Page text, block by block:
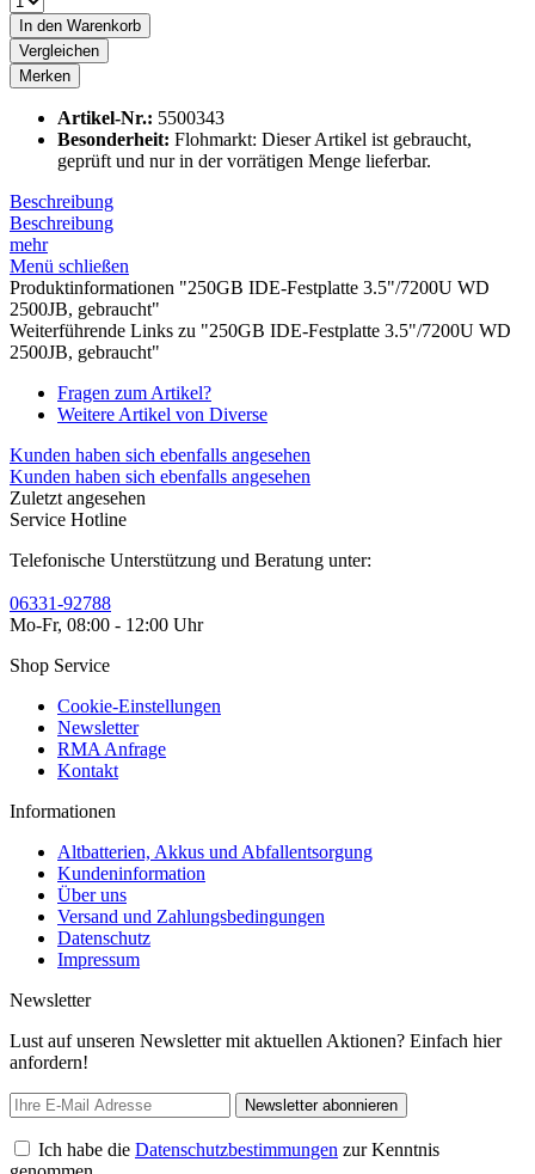
In den Warenkorb
Vergleichen
Merken
Artikel-Nr.: 5500343
Besonderheit: Flohmarkt: Dieser Artikel ist gebraucht,
geprüft und nur in der vorrätigen Menge lieferbar.
Beschreibung
Beschreibung
mehr
Menü schließen
Produktinformationen "250GB IDE-Festplatte 3.5"/7200U WD
2500JB, gebraucht"
Weiterführende Links zu "250GB IDE-Festplatte 3.5"/7200U WD
2500JB, gebraucht"
Fragen zum Artikel?
Weitere Artikel von Diverse
Kunden haben sich ebenfalls angesehen
Kunden haben sich ebenfalls angesehen
Zuletzt angesehen
Service Hotline
Telefonische Unterstützung und Beratung unter:
06331-92788
Mo-Fr, 08:00 - 12:00 Uhr
Shop Service
Cookie-Einstellungen
Newsletter
RMA Anfrage
Kontakt
Informationen
Altbatterien, Akkus und Abfallentsorgung
Kundeninformation
Über uns
Versand und Zahlungsbedingungen
Datenschutz
Impressum
Newsletter
Lust auf unseren Newsletter mit aktuellen Aktionen? Einfach hier
anfordern!
Newsletter abonnieren
Ich habe die Datenschutzbestimmungen zur Kenntnis